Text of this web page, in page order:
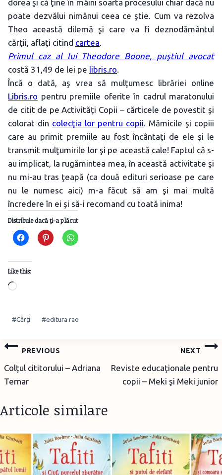
dorea şi că ţine în mâini soarta procesului chiar dacă nu
poate dezvălui nimănui ceea ce ştie. Cum va rezolva
Theo această dilemă şi care va fi deznodământul
cărţii, aflaţi citind cartea.
Primul caz al lui Theodore Boone, puştiul avocat
costă 31,49 de lei pe libris.ro.
Încă o dată, aş vrea să mulţumesc librăriei online
Libris.ro pentru premiile oferite în cadrul maratonului
de citit de pe Activităţi Copii – cărticele de povestit şi
colorat din colecţia lor pentru copii. Mămicile şi copiii
care au primit premiile au fost încântaţi de ele şi le
transmit mulţumirile lor şi pe această cale! Faptul că s-
au implicat, la rugămintea mea, în această activitate şi
nu mi-au tras ţeapă (ca două edituri serioase pe care
nu le numesc aici) m-a făcut să am şi mai multă
încredere în ei şi să-i recomand cu toată inima!
Distribuie dacă ţi-a plăcut
Like this:
Loading…
#Cărţi #editura rao
Post
navigation
PREVIOUS
Colţul cititorului – Adriana
Ternar
NEXT
Reviste educaţionale pentru
copii – Meki şi Meki junior
Articole similare